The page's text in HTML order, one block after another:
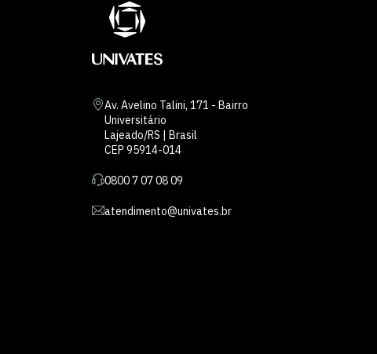
Av. Avelino Talini, 171 - Bairro
Universitário
Lajeado/RS | Brasil
CEP 95914-014
0800 7 07 08 09
atendimento@univates.br